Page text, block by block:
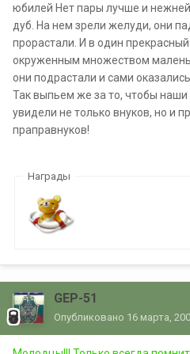
юбилей Нет пары лучше и
дуб. На нем зрели желуди, они
прорастали. И в один
окруженным множеством
они подрастали и сами
Так выпьем же за то, чтобы
увидели не только внуков, но и
праправнуков!
Награды
GEP-51
Опубликовано 16 марта,